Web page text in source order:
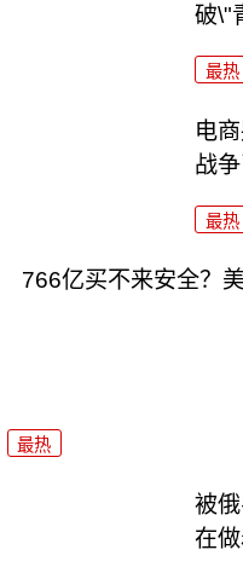
破\"
最热
电
战
最热
766亿买不来安全？
最热
被
在做